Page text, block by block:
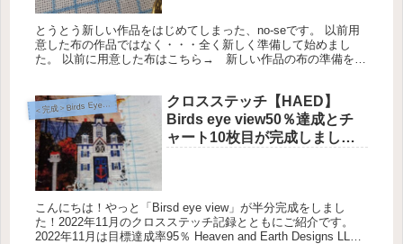
とうとう新しい作品をはじめてしまった、no-seです。 以前用
意した布の作品ではなく・・・全く新しく準備して始めまし
た。 以前に用意した布はこちら→ 新しい作品の布の準備を始
＜完成＞Birds Eye View【Heaven and Earth Designs】
クロスステッチ【HAED】
Birds eye view50％達成とチ
ャート10枚目が完成しまし
こんにちは！やっと「Birsd eye view」が半分完成をしまし
た！2022年11月のクロスステッチ記録とともにご紹介です。
2022年11月は目標達成率95％ Heaven and Earth Designs LLC